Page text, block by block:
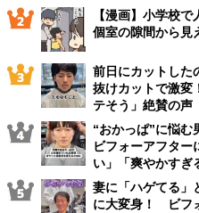
【漫画】小学校
個室の隙間から見
前日にカットし
抜けカットで激
テそう」絶賛の声
“おかっぱ”に悩
ビフォーアフター
い」「爽やかすぎ
妻に「ハゲてる
に大変身！ ビフ